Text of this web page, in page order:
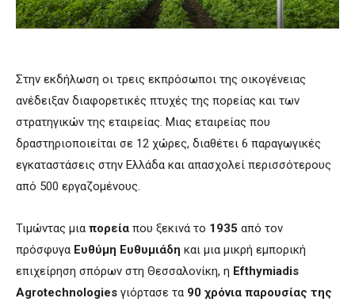
Στην εκδήλωση οι τρεις εκπρόσωποι της οικογένειας
ανέδειξαν διαφορετικές πτυχές της πορείας και των
στρατηγικών της εταιρείας. Μιας εταιρείας που
δραστηριοποιείται σε 12 χώρες, διαθέτει 6 παραγωγικές
εγκαταστάσεις στην Ελλάδα και απασχολεί περισσότερους
από 500 εργαζομένους.
Τιμώντας μια πορεία που ξεκινά το 1935 από τον
πρόσφυγα Ευθύμη Ευθυμιάδη και μια μικρή εμπορική
επιχείρηση σπόρων στη Θεσσαλονίκη, η Efthymiadis
Agrotechnologies γιόρτασε τα 90 χρόνια παρουσίας της